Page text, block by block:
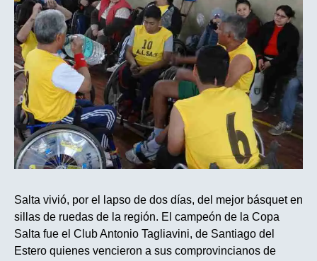
Salta vivió, por el lapso de dos días, del mejor básquet en
sillas de ruedas de la región. El campeón de la Copa
Salta fue el Club Antonio Tagliavini, de Santiago del
Estero quienes vencieron a sus comprovincianos de